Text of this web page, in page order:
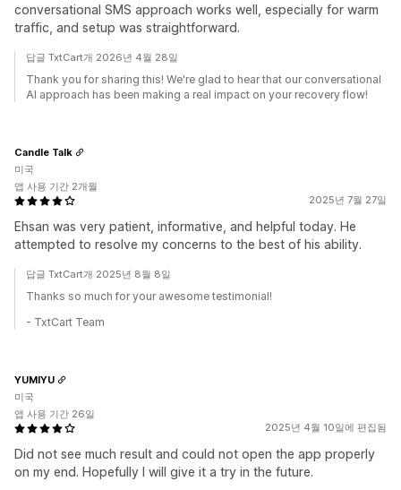
conversational SMS approach works well, especially for warm
traffic, and setup was straightforward.
답글 TxtCart개 2026년 4월 28일
Thank you for sharing this! We're glad to hear that our conversational
AI approach has been making a real impact on your recovery flow!
2025년 7월 27일
Ehsan was very patient, informative, and helpful today. He
attempted to resolve my concerns to the best of his ability.
Candle Talk
미국
앱 사용 기간 2개월
답글 TxtCart개 2025년 8월 8일
Thanks so much for your awesome testimonial!
- TxtCart Team
2025년 4월 10일에 편집됨
Did not see much result and could not open the app properly
on my end. Hopefully I will give it a try in the future.
YUMIYU
미국
앱 사용 기간 26일